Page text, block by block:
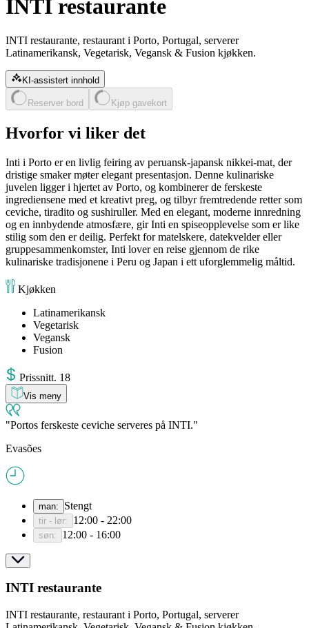
INTI restaurante
INTI restaurante, restaurant i Porto, Portugal, serverer
Latinamerikansk, Vegetarisk, Vegansk & Fusion kjøkken.
KI-assistert innhold
Reserver bord Kjøp gavekort
Hvorfor vi liker det
Inti i Porto er en livlig feiring av peruansk-japansk nikkei-mat, der
dristige smaker møter elegant presentasjon. Denne kulinariske
juvelen ligger i hjertet av Porto, og kombinerer de ferskeste
ingrediensene med et kreativt preg, og tilbyr fremtredende retter som
ceviche, tiradito og sushiruller. Med en elegant, moderne innredning
og en innbydende atmosfære, gir Inti en spiseopplevelse som er like
stilig som den er deilig. Perfekt for matelskere, datekvelder eller
gruppesammenkomster, Inti lover en reise gjennom de rike
kulinariske tradisjonene i Peru og Japan i ett uforglemmelig måltid.
Kjøkken
Latinamerikansk
Vegetarisk
Vegansk
Fusion
Prissnitt. 18
Vis meny
Portos ferskeste ceviche serveres på INTI.
Evasões
man: Stengt
tir - lør: 12:00 - 22:00
søn: 12:00 - 16:00
INTI restaurante
INTI restaurante, restaurant i Porto, Portugal, serverer